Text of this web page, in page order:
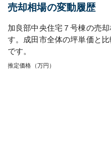
売却相場の変動履歴
加良部中央住宅７号棟の売
す。 成田市全体の坪単価と比
です。
推定価格（万円）